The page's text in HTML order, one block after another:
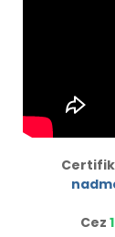
Cez